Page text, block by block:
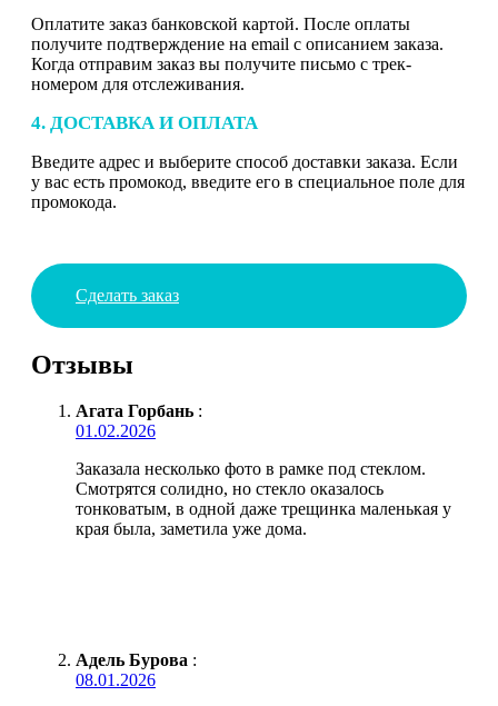
Оплатите заказ банковской картой. После оплаты
получите подтверждение на email с описанием заказа.
Когда отправим заказ вы получите письмо с трек-
номером для отслеживания.
4. ДОСТАВКА И ОПЛАТА
Введите адрес и выберите способ доставки заказа. Если
у вас есть промокод, введите его в специальное поле для
промокода.
Сделать заказ
Отзывы
Агата Горбань :
01.02.2026
Заказала несколько фото в рамке под стеклом.
Смотрятся солидно, но стекло оказалось
тонковатым, в одной даже трещинка маленькая у
края была, заметила уже дома.
Адель Бурова :
08.01.2026